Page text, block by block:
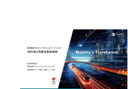
ナルネットの歩み
ESGの取り組み